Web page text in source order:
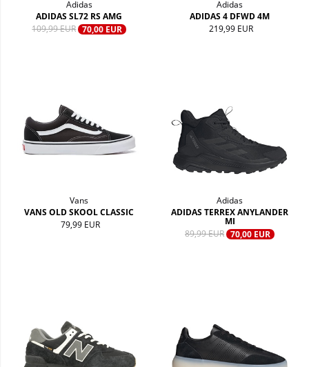
Adidas
ADIDAS SL72 RS AMG
109,99 EUR 70,00 EUR
Adidas
ADIDAS 4 DFWD 4M
219,99 EUR
Vans
VANS OLD SKOOL CLASSIC
79,99 EUR
Adidas
ADIDAS TERREX ANYLANDER
MI
89,99 EUR 70,00 EUR